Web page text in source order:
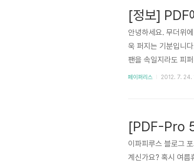
[정보] PDF
안녕하세요. 무더위
욱 퍼지는 기분입니
팬을 속일지라도 피
합니다. 기본적인 얘
페이퍼리스 2012. 7. 24.
[PDF-Pro
이파피루스 블로그
계신가요? 혹시 여름